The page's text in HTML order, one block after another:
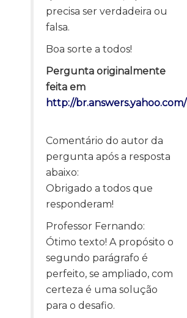
precisa ser verdadeira ou
falsa.
Boa sorte a todos!
Pergunta originalmente
feita em
http://br.answers.yahoo.com/
Comentário do autor da
pergunta após a resposta
abaixo:
Obrigado a todos que
responderam!
Professor Fernando:
Ótimo texto! A propósito o
segundo parágrafo é
perfeito, se ampliado, com
certeza é uma solução
para o desafio.